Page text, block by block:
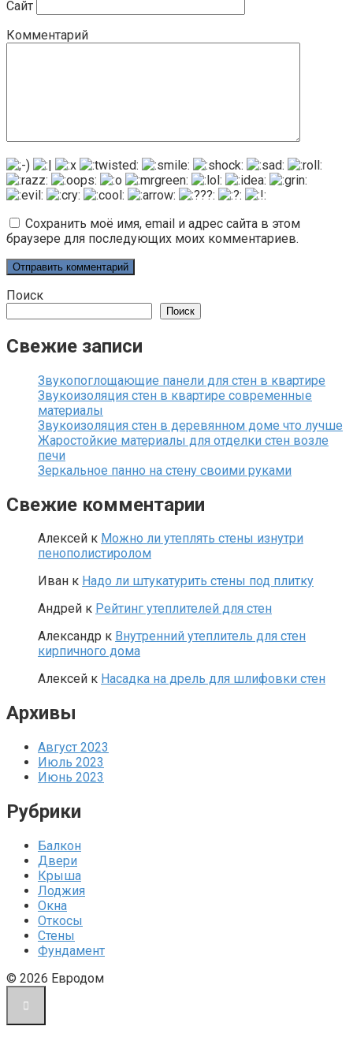
Сайт
Комментарий
Сохранить моё имя, email и адрес сайта в этом
браузере для последующих моих комментариев.
Поиск
Поиск
Свежие записи
Звукопоглощающие панели для стен в квартире
Звукоизоляция стен в квартире современные
материалы
Звукоизоляция стен в деревянном доме что лучше
Жаростойкие материалы для отделки стен возле
печи
Зеркальное панно на стену своими руками
Свежие комментарии
Алексей к Можно ли утеплять стены изнутри
пенополистиролом
Иван к Надо ли штукатурить стены под плитку
Андрей к Рейтинг утеплителей для стен
Александр к Внутренний утеплитель для стен
кирпичного дома
Алексей к Насадка на дрель для шлифовки стен
Архивы
Август 2023
Июль 2023
Июнь 2023
Рубрики
Балкон
Двери
Крыша
Лоджия
Окна
Откосы
Стены
Фундамент
© 2026 Евродом